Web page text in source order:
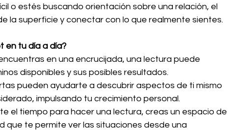
o estés buscando orientación sobre una relación, el
la superficie y conectar con lo que realmente sientes.
en tu día a día?
en una encrucijada, una lectura puede
disponibles y sus posibles resultados.
pueden ayudarte a descubrir aspectos de ti mismo
impulsando tu crecimiento personal.
el tiempo para hacer una lectura, creas un espacio de
que te permite ver las situaciones desde una